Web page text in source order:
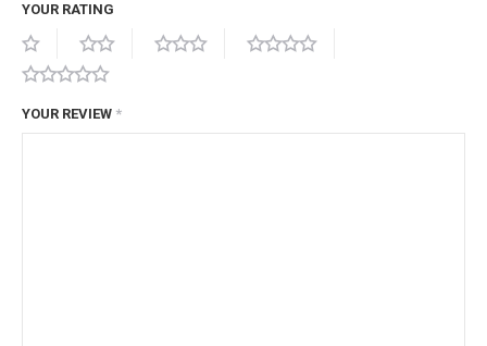
YOUR RATING
YOUR REVIEW *